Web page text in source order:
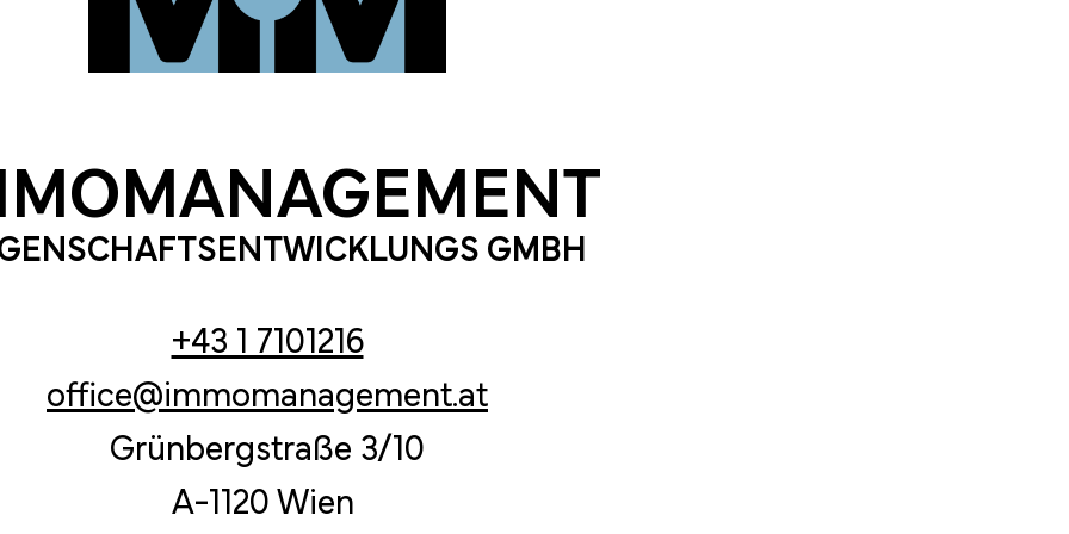
GMBH
+43 1 7101216
office@immomanagement.at
Grünbergstraße 3/10
A-1120 Wien